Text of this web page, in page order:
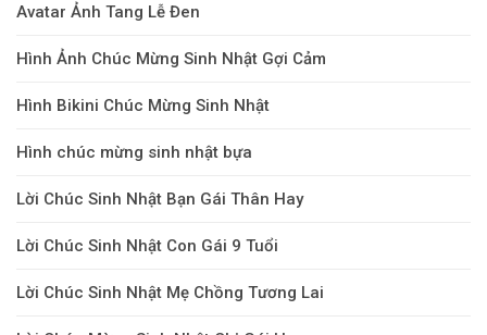
Avatar Ảnh Tang Lễ Đen
Hình Ảnh Chúc Mừng Sinh Nhật Gợi Cảm
Hình Bikini Chúc Mừng Sinh Nhật
Hình chúc mừng sinh nhật bựa
Lời Chúc Sinh Nhật Bạn Gái Thân Hay
Lời Chúc Sinh Nhật Con Gái 9 Tuổi
Lời Chúc Sinh Nhật Mẹ Chồng Tương Lai